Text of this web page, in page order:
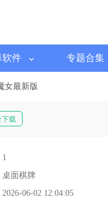
软件 专题合集
女最新版
下载
1
桌面棋牌
2026-06-02 12:04:05